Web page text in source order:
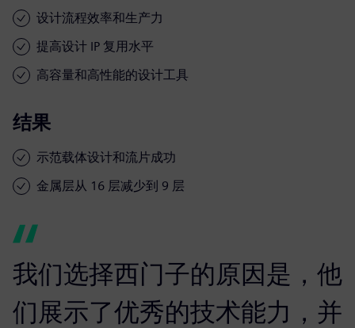
设计流程效率和生产力
提高设计 IP 复用水平
高容量和高性能的设计工具
结果
示范载体设计和流片成功
金属层从 16 层减少到 9 层
我们选择西门子的原因是，他
们展示了优秀的技术能力，并